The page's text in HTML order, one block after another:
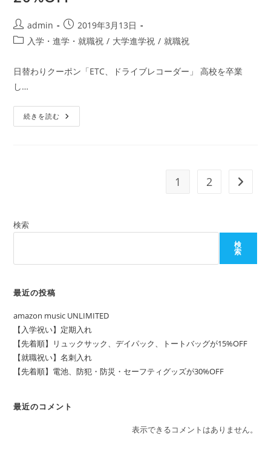
投
稿
admin
投
稿
日:
2019年3月13日
投
カ
テ
ゴ
リ
ー:
入学・進学・就職祝 / 大学進学祝 / 就職祝
日替わりクーポン「ETC、ドライブレコーダー」 高校を卒業
し…
続きを読む 【先
着
1 2 次のペ
検索
検
索
最近の投稿
amazon music UNLIMITED
【入学祝い】定期入れ
【先着順】リュックサック、デイパック、トートバッグが15%OFF
【就職祝い】名刺入れ
【先着順】電池、防犯・防災・セーフティグッズが30%OFF
最近のコメント
表示できるコメントはありません。